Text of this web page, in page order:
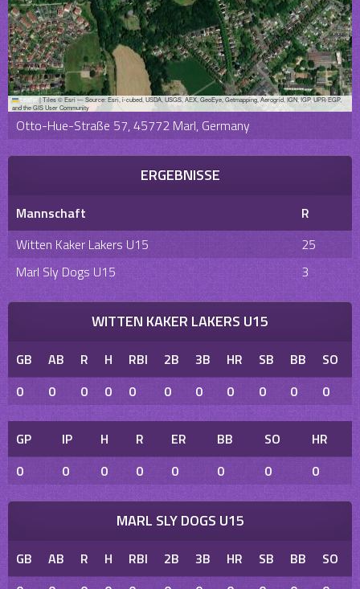
Leaflet |Tiles © Esri — Source: Esri, i-cubed, USDA, USGS, AEX, GeoEye, Getmapping, Aerogrid, IGN, IGP, UPR-EGP,
and the GIS User Community
Otto-Hue-Straße 57, 45772 Marl, Germany
ERGEBNISSE
Mannschaft
R
Witten Kaker Lakers U15
25
Marl Sly Dogs U15
3
WITTEN KAKER LAKERS U15
GB AB R H RBI 2B 3B HR SB BB SO
0
0 0 0 0 0 0 0 0 0 0
GP IP H R ER BB SO
HR
0
0 0 0 0 0 0 0
MARL SLY DOGS U15
GB AB R H RBI 2B 3B HR SB BB SO